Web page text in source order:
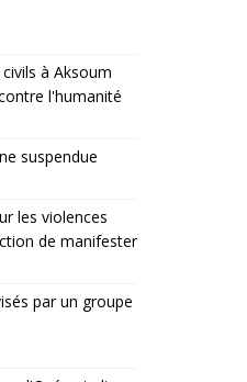
à Aksoum
l'humanité
suspendue
les violences
de manifester
par un groupe